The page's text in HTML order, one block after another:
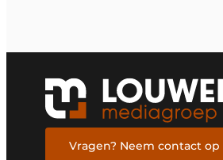
Vragen? Neem contact op